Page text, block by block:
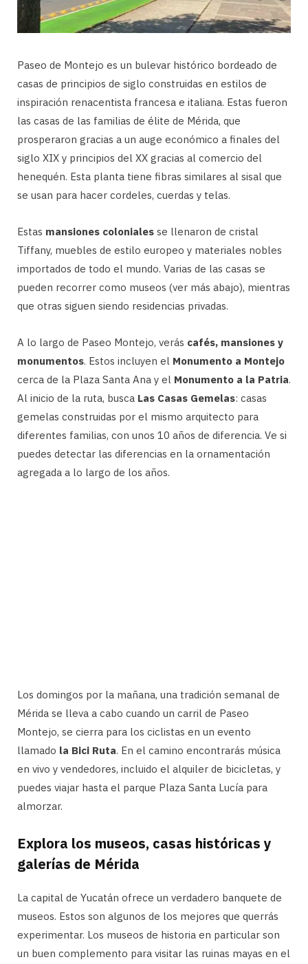
Paseo de Montejo es un bulevar histórico bordeado de
casas de principios de siglo construidas en estilos de
inspiración renacentista francesa e italiana. Estas fueron
las casas de las familias de élite de Mérida, que
prosperaron gracias a un auge económico a finales del
siglo XIX y principios del XX gracias al comercio del
henequén. Esta planta tiene fibras similares al sisal que
se usan para hacer cordeles, cuerdas y telas.
Estas mansiones coloniales se llenaron de cristal
Tiffany, muebles de estilo europeo y materiales nobles
importados de todo el mundo. Varias de las casas se
pueden recorrer como museos (ver más abajo), mientras
que otras siguen siendo residencias privadas.
A lo largo de Paseo Montejo, verás cafés, mansiones y
monumentos. Estos incluyen el Monumento a Montejo
cerca de la Plaza Santa Ana y el Monumento a la Patria.
Al inicio de la ruta, busca Las Casas Gemelas: casas
gemelas construidas por el mismo arquitecto para
diferentes familias, con unos 10 años de diferencia. Ve si
puedes detectar las diferencias en la ornamentación
agregada a lo largo de los años.
Los domingos por la mañana, una tradición semanal de
Mérida se lleva a cabo cuando un carril de Paseo
Montejo, se cierra para los ciclistas en un evento
llamado la Bici Ruta. En el camino encontrarás música
en vivo y vendedores, incluido el alquiler de bicicletas, y
puedes viajar hasta el parque Plaza Santa Lucía para
almorzar.
Explora los museos, casas históricas y
galerías de Mérida
La capital de Yucatán ofrece un verdadero banquete de
museos. Estos son algunos de los mejores que querrás
experimentar. Los museos de historia en particular son
un buen complemento para visitar las ruinas mayas en el